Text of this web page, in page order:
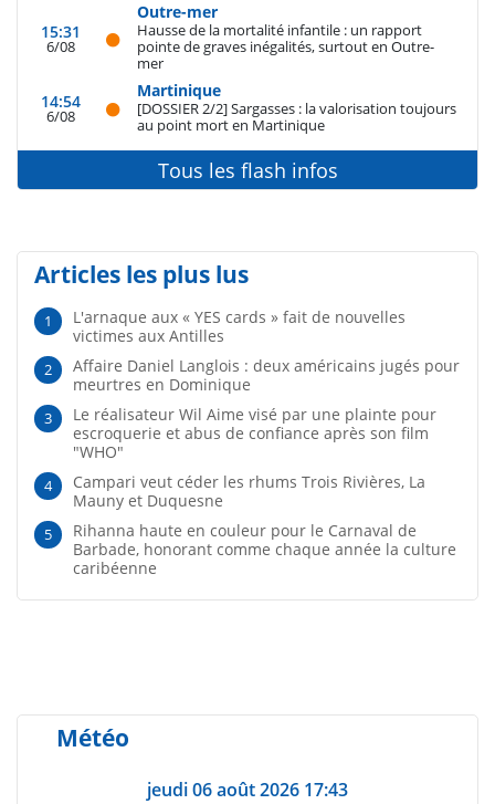
15:31
6/08
Outre-mer
Hausse de la mortalité infantile : un rapport
pointe de graves inégalités, surtout en Outre-
mer
14:54
6/08
Martinique
[DOSSIER 2/2] Sargasses : la valorisation toujours
au point mort en Martinique
Tous les flash infos
Articles les plus lus
1
L'arnaque aux « YES cards » fait de nouvelles
victimes aux Antilles
2
Affaire Daniel Langlois : deux américains jugés pour
meurtres en Dominique
3
Le réalisateur Wil Aime visé par une plainte pour
escroquerie et abus de confiance après son film
"WHO"
4
Campari veut céder les rhums Trois Rivières, La
Mauny et Duquesne
5
Rihanna haute en couleur pour le Carnaval de
Barbade, honorant comme chaque année la culture
caribéenne
Météo
jeudi 06 août 2026 17:43